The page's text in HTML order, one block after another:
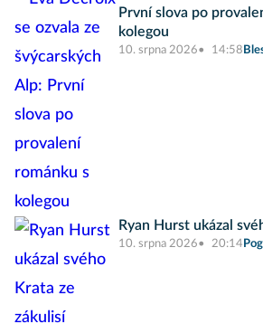
První slova po
kolegou
10. srpna 2026 14:58
Ryan Hurst ukázal
10. srpna 2026 20:14